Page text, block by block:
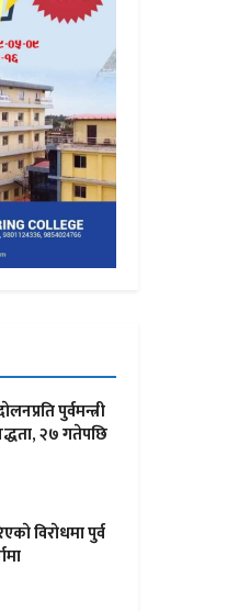
पुर्वमन्त्री
२७ गतेपछि
विराेधमा पुर्व